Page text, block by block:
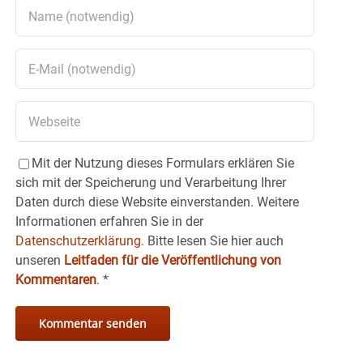
Mit der Nutzung dieses Formulars erklären Sie
sich mit der Speicherung und Verarbeitung Ihrer
Daten durch diese Website einverstanden. Weitere
Informationen erfahren Sie in der
Datenschutzerklärung. Bitte lesen Sie hier auch
unseren Leitfaden für die Veröffentlichung von
Kommentaren. *